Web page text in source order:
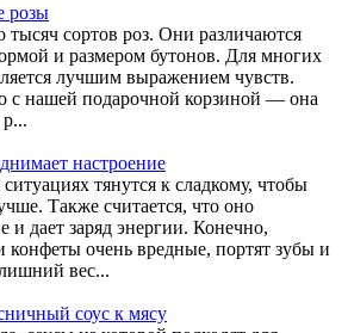
розы
тысяч сортов роз. Они различаются
и размером бутонов. Для многих
лучшим выражением чувств.
с нашей подарочной корзиной — она
настроение
тянутся к сладкому, чтобы
Также считается, что оно
и дает заряд энергии. Конечно,
конфеты очень вредные, портят зубы и
вес...
соус к мясу